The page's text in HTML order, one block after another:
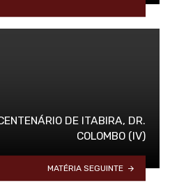
DE ITABIRA, DR.
COLOMBO (IV)
MATÉRIA SEGUINTE